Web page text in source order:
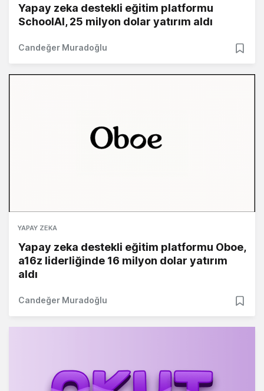
Yapay zeka destekli eğitim platformu
SchoolAI, 25 milyon dolar yatırım aldı
Candeğer Muradoğlu
YAPAY ZEKA
Yapay zeka destekli eğitim platformu Oboe,
a16z liderliğinde 16 milyon dolar yatırım
aldı
Candeğer Muradoğlu